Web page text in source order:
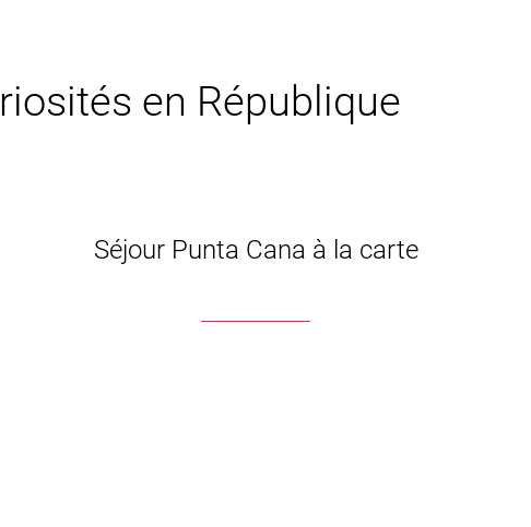
en République
Séjour Punta Cana à la carte